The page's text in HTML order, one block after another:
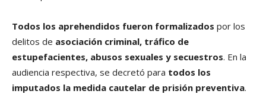
Todos los aprehendidos fueron formalizados por los
delitos de asociación criminal, tráfico de
estupefacientes, abusos sexuales y secuestros. En la
audiencia respectiva, se decretó para todos los
imputados la medida cautelar de prisión preventiva.